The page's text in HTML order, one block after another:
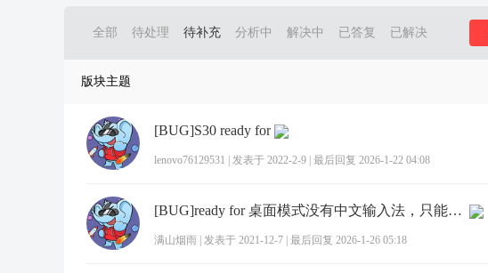
全部 待处理 待补充 分析中 解决中 已答复 已解决
版块主题
[BUG]S30 ready for
lenovo76129531 发表于 2022-2-9 最后回复 2026-1-22 04:08
[BUG]ready for 桌面模式没有中文输入法，只能输入字母
满山烟雨 发表于 2021-12-7 最后回复 2026-1-26 05:18